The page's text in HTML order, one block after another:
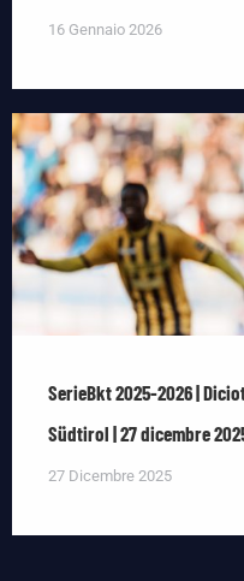
16 Gennaio 2026
SerieBkt 2025-2026 |
Südtirol | 27 dicembre
27 Dicembre 2025